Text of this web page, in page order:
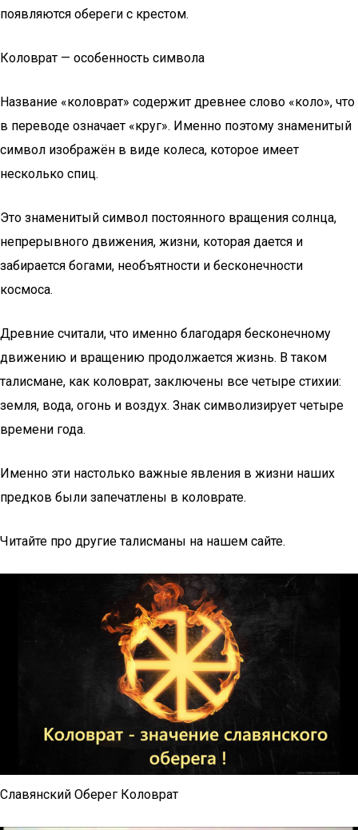
появляются обереги с крестом.
Коловрат — особенность символа
Название «коловрат» содержит древнее слово «коло», что
в переводе означает «круг». Именно поэтому знаменитый
символ изображён в виде колеса, которое имеет
несколько спиц.
Это знаменитый символ постоянного вращения солнца,
непрерывного движения, жизни, которая дается и
забирается богами, необъятности и бесконечности
космоса.
Древние считали, что именно благодаря бесконечному
движению и вращению продолжается жизнь. В таком
талисмане, как коловрат, заключены все четыре стихии:
земля, вода, огонь и воздух. Знак символизирует четыре
времени года.
Именно эти настолько важные явления в жизни наших
предков были запечатлены в коловрате.
Читайте про другие талисманы на нашем сайте.
Славянский Оберег Коловрат